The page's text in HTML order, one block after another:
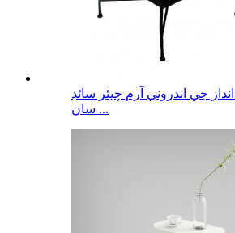
جي اندروني آرم چيئر سائڊ
سان ...